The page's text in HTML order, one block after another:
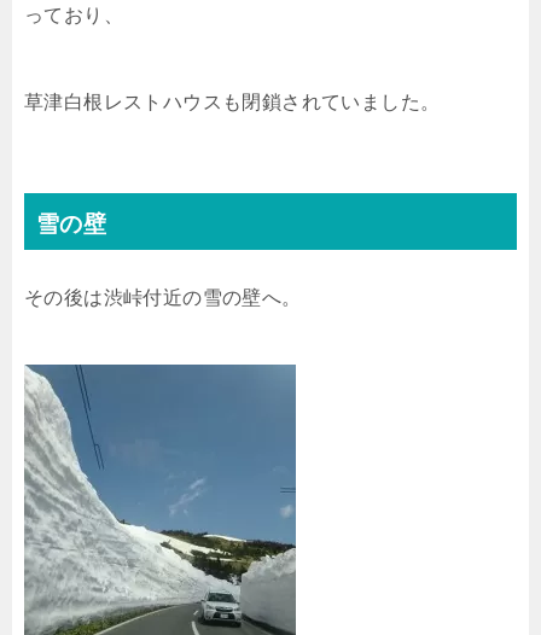
っており、
草津白根レストハウスも閉鎖されていました。
雪の壁
その後は渋峠付近の雪の壁へ。